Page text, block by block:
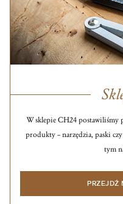
W sklepie CH24 postawiliśmy
produkty – narzędzia, paski
tym
PRZEJDŹ